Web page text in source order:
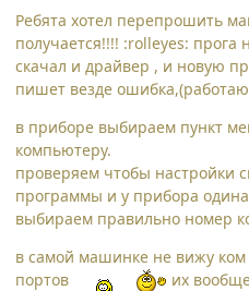
Ребята хотел перепрошить
получается!!!! :rolleyes:
скачал и драйвер , и новую
пишет везде
в приборе выбираем пункт
компьютеру.
проверяем чтобы настройки
программы и у прибора
выбираем правильно номер
в самой машинке не вижу ком
портов
их